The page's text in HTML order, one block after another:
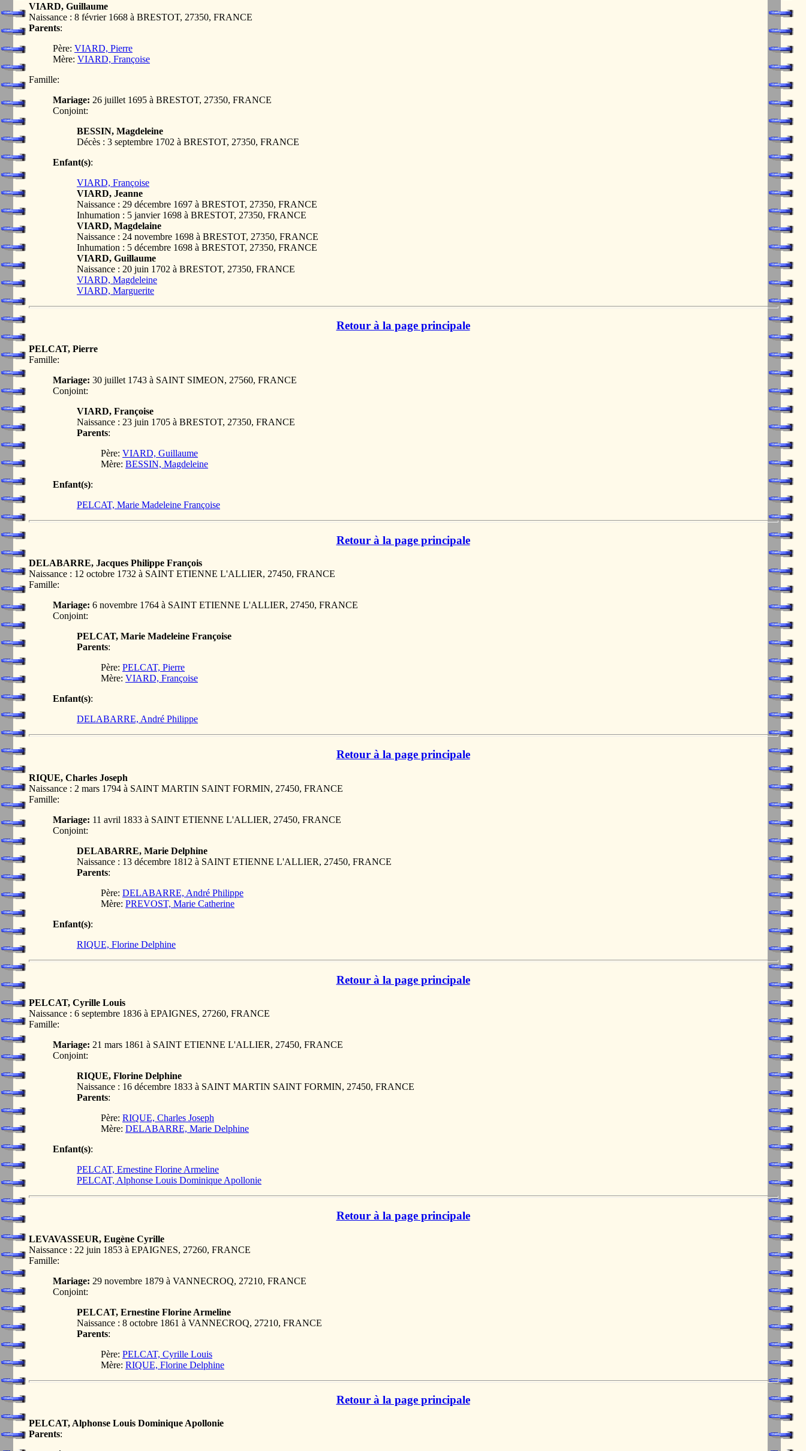
VIARD, Guillaume
Naissance : 8 février 1668 à BRESTOT, 27350, FRANCE
Parents:
Père: VIARD, Pierre
Mère: VIARD, Françoise
Famille:
Mariage: 26 juillet 1695 à BRESTOT, 27350, FRANCE
Conjoint:
BESSIN, Magdeleine
Décès : 3 septembre 1702 à BRESTOT, 27350, FRANCE
Enfant(s):
VIARD, Françoise
VIARD, Jeanne
Naissance : 29 décembre 1697 à BRESTOT, 27350, FRANCE
Inhumation : 5 janvier 1698 à BRESTOT, 27350, FRANCE
VIARD, Magdelaine
Naissance : 24 novembre 1698 à BRESTOT, 27350, FRANCE
Inhumation : 5 décembre 1698 à BRESTOT, 27350, FRANCE
VIARD, Guillaume
Naissance : 20 juin 1702 à BRESTOT, 27350, FRANCE
VIARD, Magdeleine
VIARD, Marguerite
Retour à la page principale
PELCAT, Pierre
Famille:
Mariage: 30 juillet 1743 à SAINT SIMEON, 27560, FRANCE
Conjoint:
VIARD, Françoise
Naissance : 23 juin 1705 à BRESTOT, 27350, FRANCE
Parents:
Père: VIARD, Guillaume
Mère: BESSIN, Magdeleine
Enfant(s):
PELCAT, Marie Madeleine Françoise
Retour à la page principale
DELABARRE, Jacques Philippe François
Naissance : 12 octobre 1732 à SAINT ETIENNE L'ALLIER, 27450, FRANCE
Famille:
Mariage: 6 novembre 1764 à SAINT ETIENNE L'ALLIER, 27450, FRANCE
Conjoint:
PELCAT, Marie Madeleine Françoise
Parents:
Père: PELCAT, Pierre
Mère: VIARD, Françoise
Enfant(s):
DELABARRE, André Philippe
Retour à la page principale
RIQUE, Charles Joseph
Naissance : 2 mars 1794 à SAINT MARTIN SAINT FORMIN, 27450, FRANCE
Famille:
Mariage: 11 avril 1833 à SAINT ETIENNE L'ALLIER, 27450, FRANCE
Conjoint:
DELABARRE, Marie Delphine
Naissance : 13 décembre 1812 à SAINT ETIENNE L'ALLIER, 27450, FRANCE
Parents:
Père: DELABARRE, André Philippe
Mère: PREVOST, Marie Catherine
Enfant(s):
RIQUE, Florine Delphine
Retour à la page principale
PELCAT, Cyrille Louis
Naissance : 6 septembre 1836 à EPAIGNES, 27260, FRANCE
Famille:
Mariage: 21 mars 1861 à SAINT ETIENNE L'ALLIER, 27450, FRANCE
Conjoint:
RIQUE, Florine Delphine
Naissance : 16 décembre 1833 à SAINT MARTIN SAINT FORMIN, 27450, FRANCE
Parents:
Père: RIQUE, Charles Joseph
Mère: DELABARRE, Marie Delphine
Enfant(s):
PELCAT, Ernestine Florine Armeline
PELCAT, Alphonse Louis Dominique Apollonie
Retour à la page principale
LEVAVASSEUR, Eugène Cyrille
Naissance : 22 juin 1853 à EPAIGNES, 27260, FRANCE
Famille:
Mariage: 29 novembre 1879 à VANNECROQ, 27210, FRANCE
Conjoint:
PELCAT, Ernestine Florine Armeline
Naissance : 8 octobre 1861 à VANNECROQ, 27210, FRANCE
Parents:
Père: PELCAT, Cyrille Louis
Mère: RIQUE, Florine Delphine
Retour à la page principale
PELCAT, Alphonse Louis Dominique Apollonie
Parents: